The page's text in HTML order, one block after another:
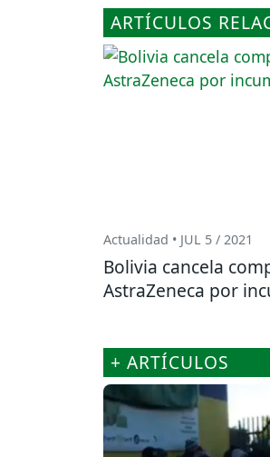
ARTÍCULOS
Actualidad • JUL 5 / 2021
Bolivia cancela
AstraZeneca por
+ ARTÍCULOS